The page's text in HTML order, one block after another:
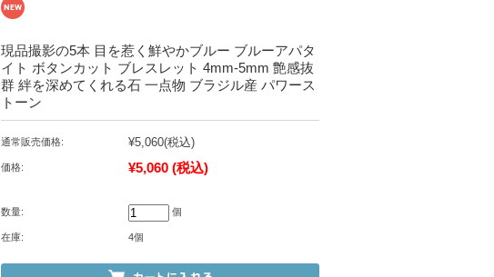
現品撮影の5本 目を惹く鮮やかブルー ブルーアパタ
イト ボタンカット ブレスレット 4mm-5mm 艶感抜
群 絆を深めてくれる石 一点物 ブラジル産 パワース
トーン
通常販売価格: ¥5,060(税込)
価格: ¥5,060 (税込)
数量: 個
在庫: 4個